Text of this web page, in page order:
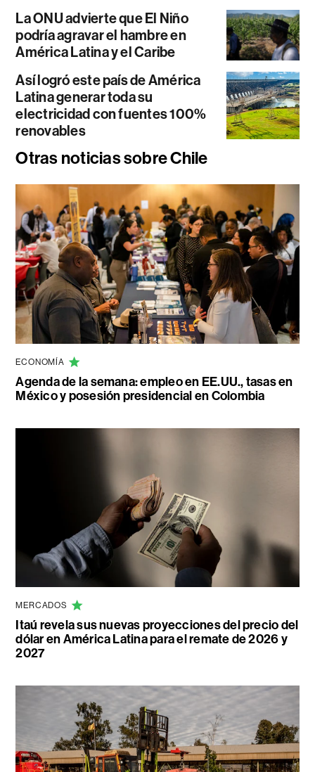
La ONU advierte que El Niño
podría agravar el hambre en
América Latina y el Caribe
Así logró este país de América
Latina generar toda su
electricidad con fuentes 100%
renovables
Otras noticias sobre Chile
ECONOMÍA
Agenda de la semana: empleo en EE.UU., tasas en
México y posesión presidencial en Colombia
MERCADOS
Itaú revela sus nuevas proyecciones del precio del
dólar en América Latina para el remate de 2026 y
2027